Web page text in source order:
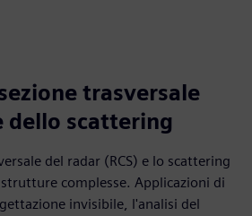
trasversale
dello scattering
del radar (RCS) e lo scattering
complesse. Applicazioni di
invisibile, l'analisi del